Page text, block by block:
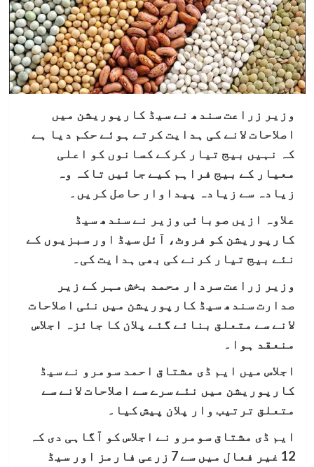
وزیر زراعت سندھ نے سیڈ کارپوریشن میں
اصلاحات لانے کی ہدایت کرتے ہوئے حکم دیا ہے
کہ نہیں بیج تیار کرکے کسانوں کو اعلی
معیار کے بیج فراہم کیے جائیں تاکہ وہ
زیادہ سے زیادہ پیداوار حاصل کریں۔
علاوہ ازیں صوبائی وزیر نے سندھ سیڈ
کارپوریشن کو فروٹ، آئل سیڈ اور سبزیوں کے
نئے بیج تیار کرنے کی بھی ہدایت کی۔
وزیر زراعت سردار محمد بخش مہر کے زیر
صدارت سندھ سیڈ کارپوریشن میں نئی اصلاحات
لانے سے متعلق بنائے گئے پلان کا جائزہ اجلاس
منعقد ہوا۔
اجلاس میں ایم ڈی مشتاق احمد سومرو نے سیڈ
کارپوریشن میں نئے سرے سے اصلاحات لانے سے
متعلق ترتیب وار پلان پیش کیا۔
ایم ڈی مشتاق سومرو نے اجلاس کو آگاہی دی کہ
12 غیر فعال میں سے 7 زرعی فارمز اور سیڈ